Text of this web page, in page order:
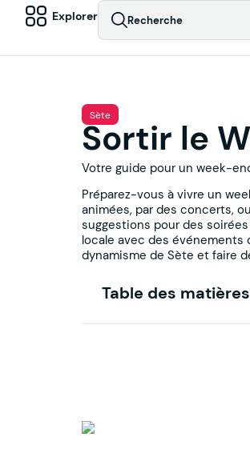
Explorer Recherche
Sète
Sortir le
Votre guide pour un week-
Préparez-vous à vivre un
animées, par des concerts,
suggestions pour des
locale avec des
dynamisme de Sète et faire
Table des matières